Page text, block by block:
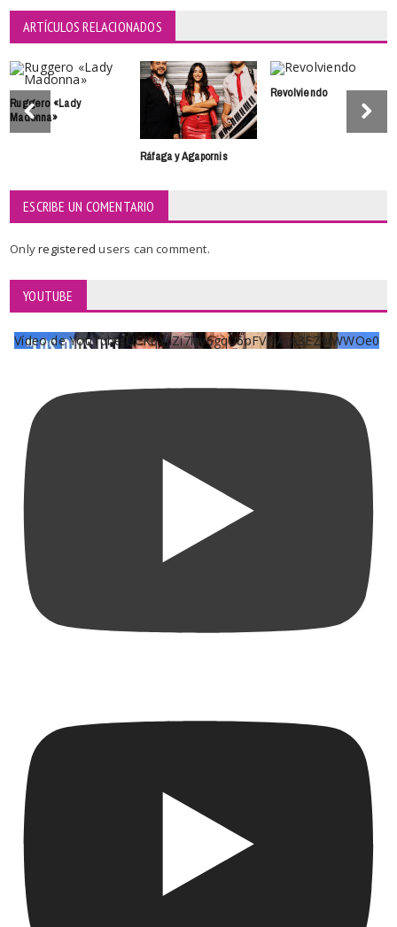
ARTÍCULOS RELACIONADOS
Ruggero «Lady
Madonna»
Ráfaga y Agapornis
Revolviendo
ESCRIBE UN COMENTARIO
Onlyregisteredusers can comment.
YOUTUBE
Vídeo de YouTube UCKqYjiZi7lzy6gqU6pFVFiA_A3EZ9JWWOe0